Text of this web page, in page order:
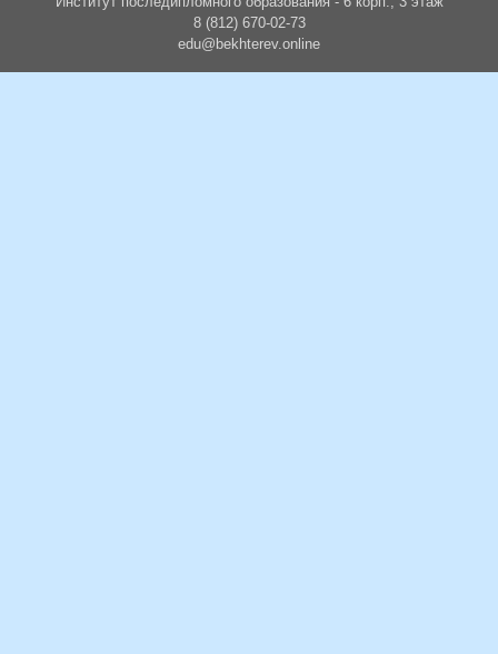
8 (812) 670-02-73
edu@bekhterev.online